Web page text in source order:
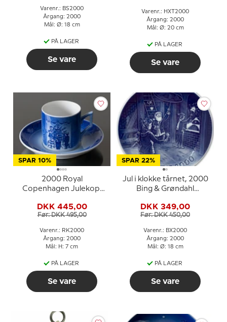
Varenr.: BS2000
Årgang: 2000
Mål: Ø: 18 cm
PÅ LAGER
Se vare
Varenr.: HXT2000
Årgang: 2000
Mål: Ø: 20 cm
PÅ LAGER
Se vare
SPAR 10%
2000 Royal
Copenhagen Julekop,
DKK 445,00
Før: DKK 495,00
Varenr.: RK2000
Årgang: 2000
Mål: H: 7 cm
PÅ LAGER
Se vare
SPAR 22%
Jul i klokke tårnet, 2000
Bing & Grøndahl
DKK 349,00
Før: DKK 450,00
Varenr.: BX2000
Årgang: 2000
Mål: Ø: 18 cm
PÅ LAGER
Se vare